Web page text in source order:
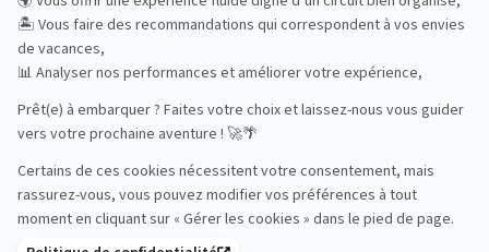
En famille
En solo
En train